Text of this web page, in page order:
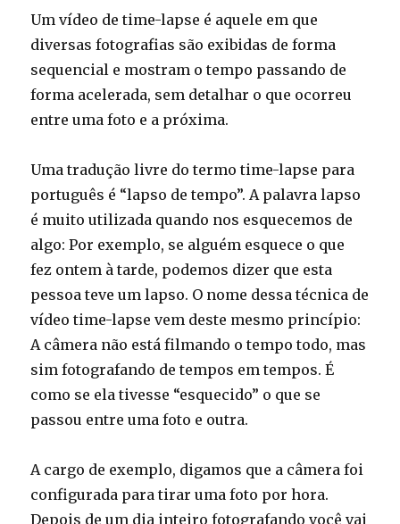
Um vídeo de time-lapse é aquele em que
diversas fotografias são exibidas de forma
sequencial e mostram o tempo passando de
forma acelerada, sem detalhar o que ocorreu
entre uma foto e a próxima.
Uma tradução livre do termo time-lapse para
português é “lapso de tempo”. A palavra lapso
é muito utilizada quando nos esquecemos de
algo: Por exemplo, se alguém esquece o que
fez ontem à tarde, podemos dizer que esta
pessoa teve um lapso. O nome dessa técnica de
vídeo time-lapse vem deste mesmo princípio:
A câmera não está filmando o tempo todo, mas
sim fotografando de tempos em tempos. É
como se ela tivesse “esquecido” o que se
passou entre uma foto e outra.
A cargo de exemplo, digamos que a câmera foi
configurada para tirar uma foto por hora.
Depois de um dia inteiro fotografando você vai